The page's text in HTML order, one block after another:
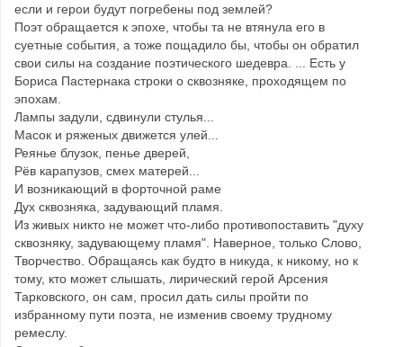
если и герои будут погребены под землей?
Поэт обращается к эпохе, чтобы та не втянула его в
суетные события, а тоже пощадило бы, чтобы он обратил
свои силы на создание поэтического шедевра. ... Есть у
Бориса Пастернака строки о сквозняке, проходящем по
эпохам.
Лампы задули, сдвинули стулья...
Масок и ряженых движется улей...
Реянье блузок, пенье дверей,
Рёв карапузов, смех матерей...
И возникающий в форточной раме
Дух сквозняка, задувающий пламя.
Из живых никто не может что-либо противопоставить "духу
сквозняку, задувающему пламя". Наверное, только Слово,
Творчество. Обращаясь как будто в никуда, к никому, но к
тому, кто может слышать, лирический герой Арсения
Тарковского, он сам, просил дать силы пройти по
избранному пути поэта, не изменив своему трудному
ремеслу.